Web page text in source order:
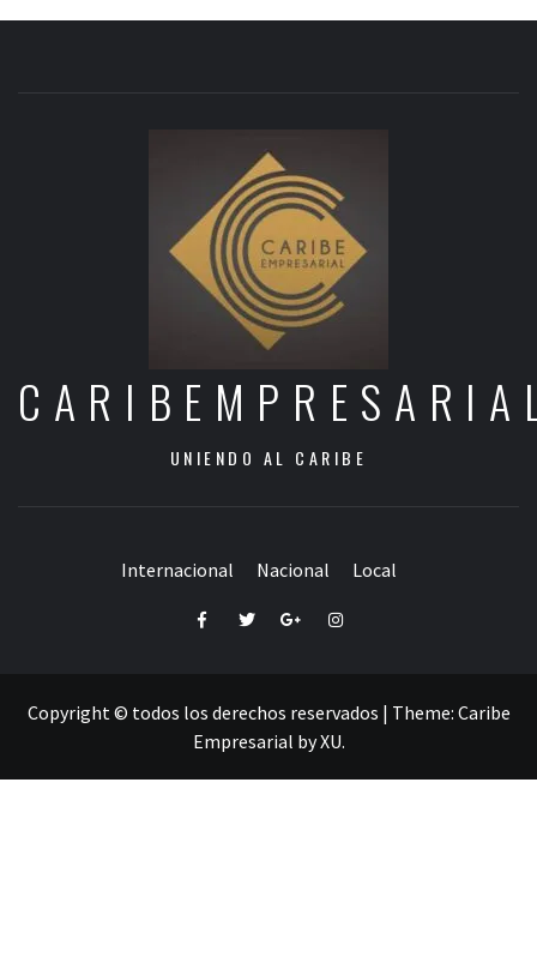
UNIENDO AL CARIBE
Internacional Nacional Local
FacebookTwitterGoogle+Instagram
Copyright © todos los derechos reservados | Theme: Caribe
Empresarial byXU.